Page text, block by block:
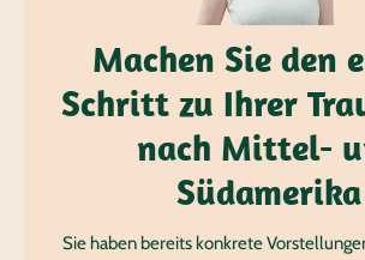
Machen Sie den
Schritt zu Ihrer
nach Mittel-
Südamerika
Sie haben bereits konkrete